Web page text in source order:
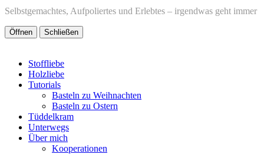
Selbstgemachtes, Aufpoliertes und Erlebtes – irgendwas geht immer
Öffnen Schließen
Stoffliebe
Holzliebe
Tutorials
Basteln zu Weihnachten
Basteln zu Ostern
Tüddelkram
Unterwegs
Über mich
Kooperationen